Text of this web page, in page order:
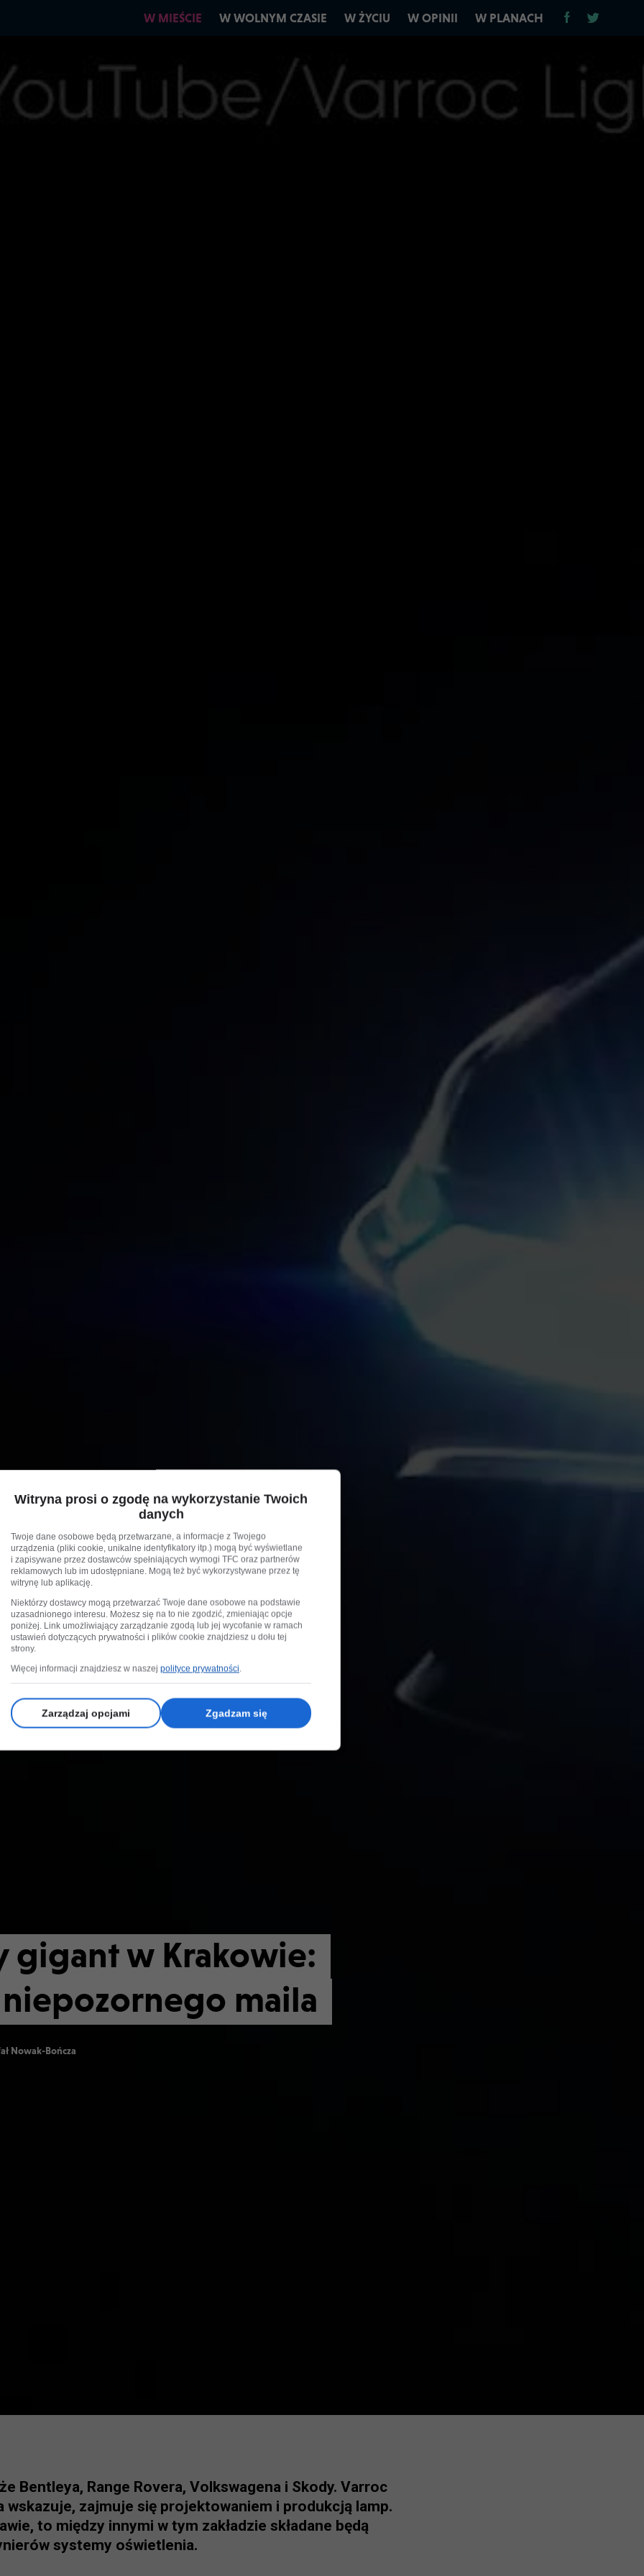
W MIEŚCIE W WOLNYM CZASIE W ŻYCIU W OPINII W PLANACH
gigant w Krakowie:
niepozornego maila
Nowak-Bończa
Bentleya, Range Rovera, Volkswagena i Skody. Varroc
wskazuje, zajmuje się projektowaniem i produkcją lamp.
to między innymi w tym zakładzie składane będą
systemy oświetlenia.
Witryna prosi o zgodę na wykorzystanie Twoich
danych
Twoje dane osobowe będą przetwarzane, a informacje z Twojego
urządzenia (pliki cookie, unikalne identyfikatory itp.) mogą być wyświetlane
i zapisywane przez dostawców spełniających wymogi TFC oraz partnerów
reklamowych lub im udostępniane. Mogą też być wykorzystywane przez tę
witrynę lub aplikację.
Niektórzy dostawcy mogą przetwarzać Twoje dane osobowe na podstawie
uzasadnionego interesu. Możesz się na to nie zgodzić, zmieniając opcje
poniżej. Link umożliwiający zarządzanie zgodą lub jej wycofanie w ramach
ustawień dotyczących prywatności i plików cookie znajdziesz u dołu tej
strony.
Więcej informacji znajdziesz w naszej polityce prywatności.
Zarządzaj opcjami Zgadzam się